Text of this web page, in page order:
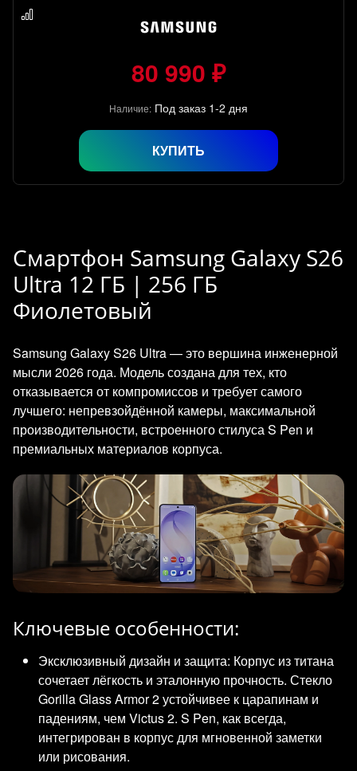
80 990 ₽
Наличие: Под заказ 1-2 дня
КУПИТЬ
Смартфон Samsung Galaxy S26
Ultra 12 ГБ | 256 ГБ
Фиолетовый
Samsung Galaxy S26 Ultra — это вершина инженерной
мысли 2026 года. Модель создана для тех, кто
отказывается от компромиссов и требует самого
лучшего: непревзойдённой камеры, максимальной
производительности, встроенного стилуса S Pen и
премиальных материалов корпуса.
Ключевые особенности:
Эксклюзивный дизайн и защита: Корпус из титана
сочетает лёгкость и эталонную прочность. Стекло
Gorilla Glass Armor 2 устойчивее к царапинам и
падениям, чем Victus 2. S Pen, как всегда,
интегрирован в корпус для мгновенной заметки
или рисования.